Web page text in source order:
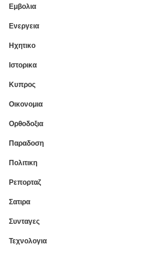
Εμβολια
Ενεργεια
Ηχητικο
Ιστορικα
Κυπρος
Οικονομια
Ορθοδοξια
Παραδοση
Πολιτικη
Ρεπορταζ
Σατιρα
Συνταγες
Τεχνολογια